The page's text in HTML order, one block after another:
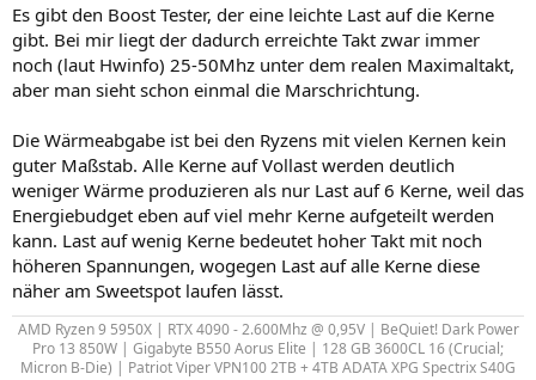
Es gibt den Boost Tester, der eine leichte Last auf die Kerne
gibt. Bei mir liegt der dadurch erreichte Takt zwar immer
noch (laut Hwinfo) 25-50Mhz unter dem realen Maximaltakt,
aber man sieht schon einmal die Marschrichtung.
Die Wärmeabgabe ist bei den Ryzens mit vielen Kernen kein
guter Maßstab. Alle Kerne auf Vollast werden deutlich
weniger Wärme produzieren als nur Last auf 6 Kerne, weil das
Energiebudget eben auf viel mehr Kerne aufgeteilt werden
kann. Last auf wenig Kerne bedeutet hoher Takt mit noch
höheren Spannungen, wogegen Last auf alle Kerne diese
näher am Sweetspot laufen lässt.
AMD Ryzen 9 5950X | RTX 4090 - 2.600Mhz @ 0,95V | BeQuiet! Dark Power
Pro 13 850W | Gigabyte B550 Aorus Elite | 128 GB 3600CL 16 (Crucial;
Micron B-Die) | Patriot Viper VPN100 2TB + 4TB ADATA XPG Spectrix S40G​